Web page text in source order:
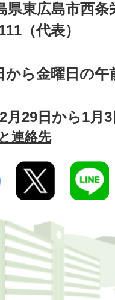
県東広島市西
（代表）
から金曜日の午
月29日から1月
連絡先